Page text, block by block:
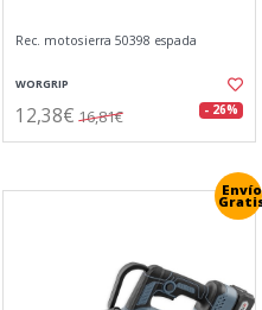
Rec. motosierra 50398 espada
WORGRIP
12,38€ 16,81€ - 26%
Envío